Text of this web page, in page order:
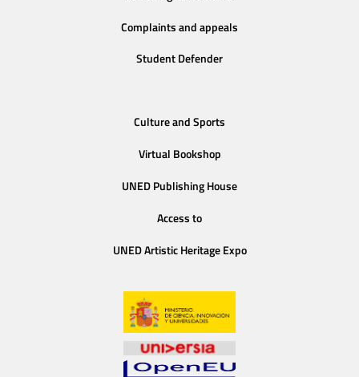
Complaints and appeals
Student Defender
Culture and Sports
Virtual Bookshop
UNED Publishing House
Access to
UNED Artistic Heritage Expo